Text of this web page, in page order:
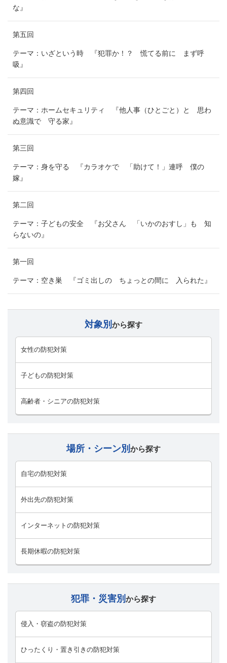
な』
第五回
テーマ：いざという時 『犯罪か！？ 慌てる前に まず呼
吸』
第四回
テーマ：ホームセキュリティ 『他人事（ひとごと）と 思わ
ぬ意識で 守る家』
第三回
テーマ：身を守る 『カラオケで 「助けて！」連呼 僕の
嫁』
第二回
テーマ：子どもの安全 『お父さん 「いかのおすし」も 知
らないの』
第一回
テーマ：空き巣 『ゴミ出しの ちょっとの間に 入られた』
対象別 から探す
女性の防犯対策
子どもの防犯対策
高齢者・シニアの防犯対策
場所・シーン別 から探す
自宅の防犯対策
外出先の防犯対策
インターネットの防犯対策
長期休暇の防犯対策
犯罪・災害別 から探す
侵入・窃盗の防犯対策
ひったくり・置き引きの防犯対策